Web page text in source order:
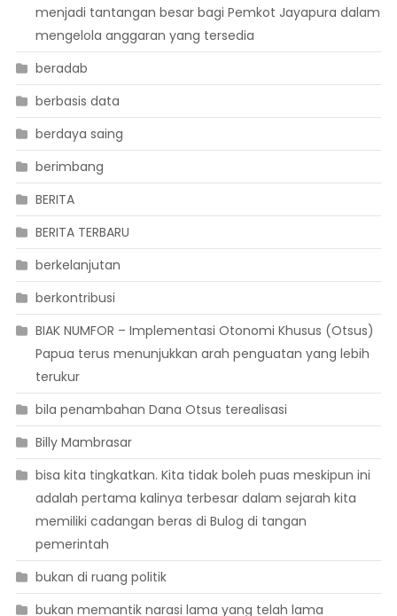
menjadi tantangan besar bagi Pemkot Jayapura dalam
mengelola anggaran yang tersedia
beradab
berbasis data
berdaya saing
berimbang
BERITA
BERITA TERBARU
berkelanjutan
berkontribusi
BIAK NUMFOR – Implementasi Otonomi Khusus (Otsus)
Papua terus menunjukkan arah penguatan yang lebih
terukur
bila penambahan Dana Otsus terealisasi
Billy Mambrasar
bisa kita tingkatkan. Kita tidak boleh puas meskipun ini
adalah pertama kalinya terbesar dalam sejarah kita
memiliki cadangan beras di Bulog di tangan
pemerintah
bukan di ruang politik
bukan memantik narasi lama yang telah lama